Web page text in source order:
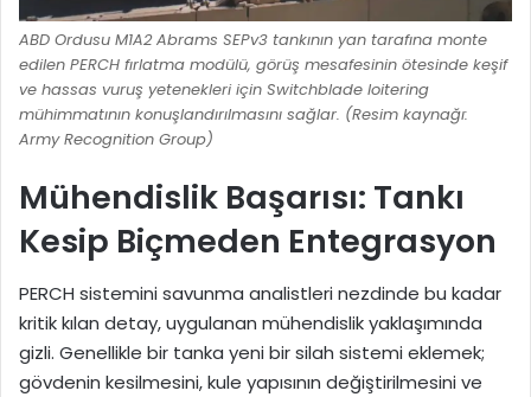
ABD Ordusu M1A2 Abrams SEPv3 tankının yan tarafına monte
edilen PERCH fırlatma modülü, görüş mesafesinin ötesinde keşif
ve hassas vuruş yetenekleri için Switchblade loitering
mühimmatının konuşlandırılmasını sağlar. (Resim kaynağı:
Army Recognition Group)
Mühendislik Başarısı: Tankı
Kesip Biçmeden Entegrasyon
PERCH sistemini savunma analistleri nezdinde bu kadar
kritik kılan detay, uygulanan mühendislik yaklaşımında
gizli. Genellikle bir tanka yeni bir silah sistemi eklemek;
gövdenin kesilmesini, kule yapısının değiştirilmesini ve